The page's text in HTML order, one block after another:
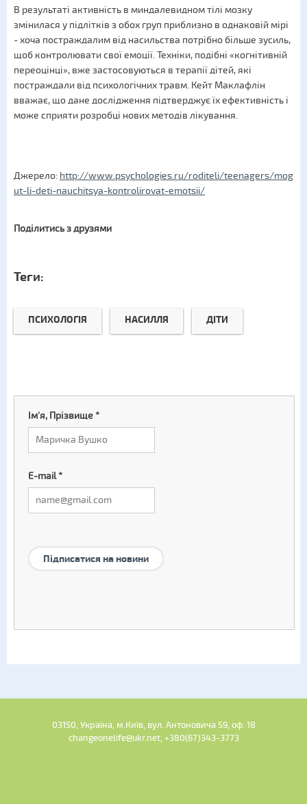
В результаті активність в миндалевидном тілі мозку
змінилася у підлітків з обох груп приблизно в однаковій мірі
- хоча постраждалим від насильства потрібно більше зусиль,
щоб контролювати свої емоції. Техніки, подібні «когнітивній
переоцінці», вже застосовуються в терапії дітей, які
постраждали від психологічних травм. Кейт Маклафлін
вважає, що дане дослідження підтверджує їх ефективність і
може сприяти розробці нових методів лікування.
Джерело: http://www.psychologies.ru/roditeli/teenagers/mog
ut-li-deti-nauchitsya-kontrolirovat-emotsii/
Поділитись з друзями
Теги:
ПСИХОЛОГІЯ НАСИЛЛЯ ДІТИ
Ім'я, Прізвище*
E-mail*
Підписатися на новини
03150, Україна, м.Київ, вул. Антоновича 59, оф. 18
changeonelife@ukr.net, +380(67)343-3773